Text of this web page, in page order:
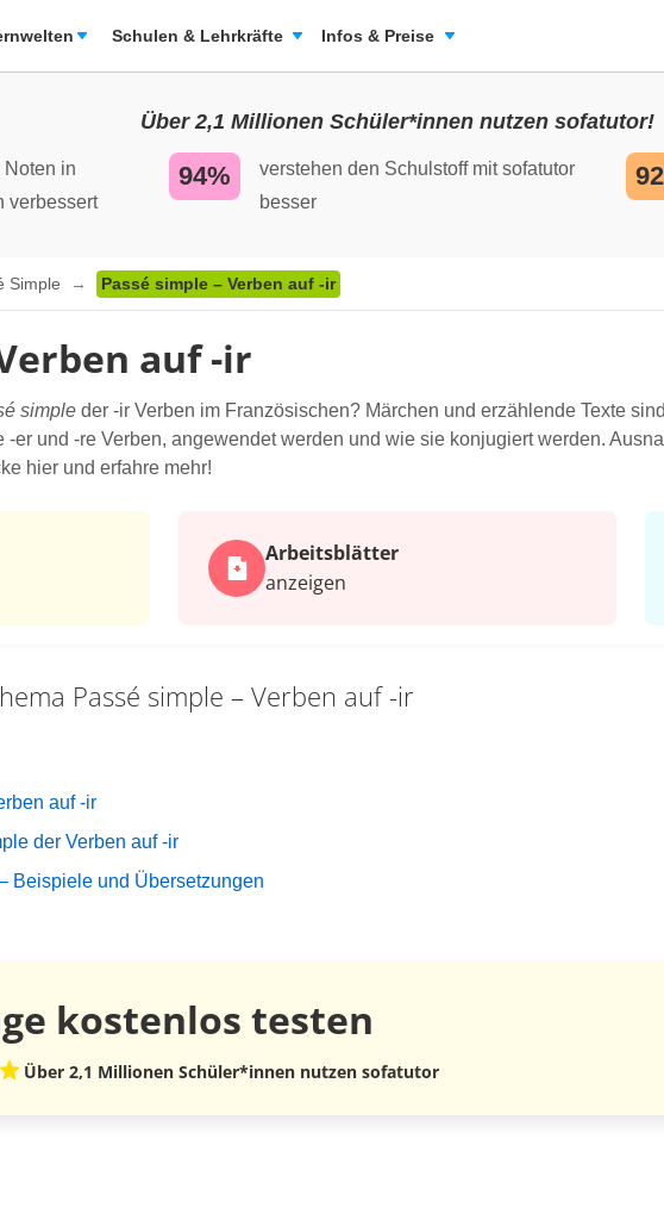
Schulen & Lehrkräfte Infos & Preise
Über 2,1 Millionen Schüler*innen nutzen sofatutor!
Noten in
verbessert
94%
verstehen den Schulstoff mit sofatutor
besser
Simple Passé simple – Verben auf -ir
auf -ir
simple der -ir Verben im Französischen? Märchen und erzählende Texte
-er und -re Verben, angewendet werden und wie sie konjugiert werden.
hier und erfahre mehr!
Arbeits­blätter
anzeigen
Passé simple – Verben auf -ir
auf -ir
der Verben auf -ir
Beispiele und Übersetzungen
kostenlos testen
Über 2,1 Millionen Schüler*innen nutzen sofatutor